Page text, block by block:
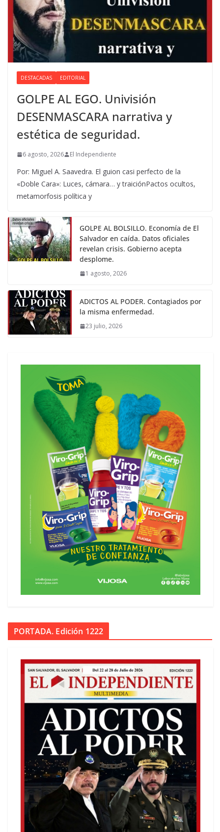
DESTACADAS EDITORIAL
GOLPE AL EGO. Univisión
DESENMASCARA narrativa y
estética de seguridad.
6 agosto, 2026 El Independiente
Por: Miguel A. Saavedra. El guion casi perfecto de la
«Doble Cara»: Luces, cámara… y traiciónPactos ocultos,
metamorfosis política y
GOLPE AL BOLSILLO. Economía de El
Salvador en caída. Datos oficiales
revelan crisis. Gobierno acepta
desplome.
1 agosto, 2026
ADICTOS AL PODER. Contagiados por
la misma enfermedad.
23 julio, 2026
PORTADA. Edición 1222